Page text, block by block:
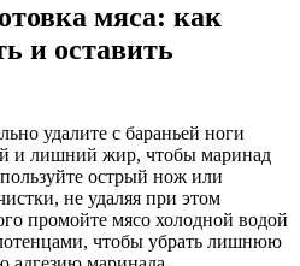
мяса: как
и оставить
удалите с бараньей ноги
и лишний жир, чтобы маринад
острый нож или
не удаляя при этом
промойте мясо холодной водой
чтобы убрать лишнюю